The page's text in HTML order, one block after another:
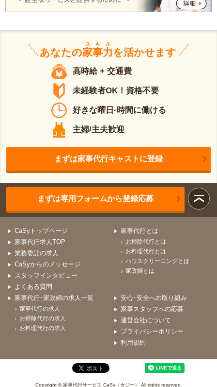
あなたの家事力
スキル
を活かせます
高時給 + 交通費
未経験者OK！資格不要
好きな曜日·時間に働ける
主婦/主夫歓迎
まずは家事代行キャストに登録
まずは専用フォームから登録応募
CaSyトップページ
家事代行求人TOP
業務委託の求人
CaSyからのメッセージ
スタッフインタビュー
よくある質問
家事代行とは
お掃除代行とは
お料理代行とは
ハウスクリーニングとは
家政婦とは
家事代行･家政婦の求人一覧
家事代行の求人
お掃除代行の求人
お料理代行の求人
安心･安全への取り組み
家事スタッフへの応募
運営会社について
プライバシーポリシー
利用規約
Copyright © 家事代行サービス CaSy（カジー） All rights reserved.